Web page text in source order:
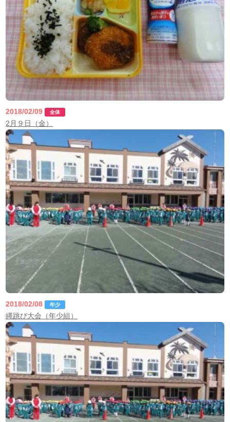
2018/02/09 全体
2月９日（金）
2018/02/08 年少
縄跳び大会（年少組）